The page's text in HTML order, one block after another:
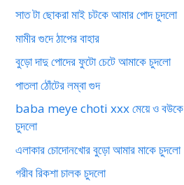
সাত টা ছোকরা মাই চটকে আমার পোদ চুদলো
মামীর গুদে ঠাপের বাহার
বুড়ো দাদু পোদের ফুটো চেটে আমাকে চুদলো
পাতলা ঠোঁটের লম্বা গুদ
baba meye choti xxx মেয়ে ও বউকে
চুদলো
এলাকার চোদোনখোর বুড়ো আমার মাকে চুদলো
গরীব রিকশা চালক চুদলো